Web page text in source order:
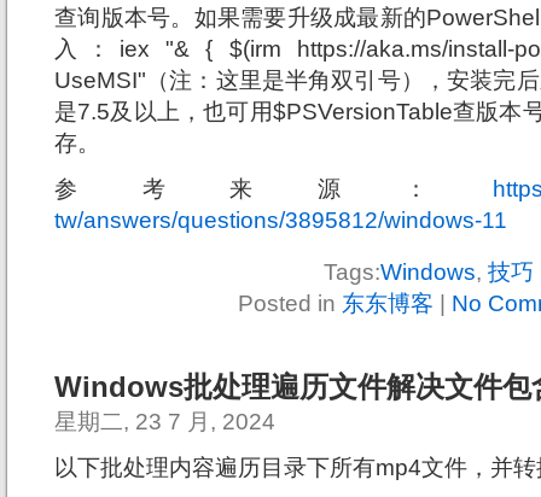
查询版本号。如果需要升级成最新的
入：iex "& { $(irm https://aka.ms/install-
UseMSI"（注：这里是半角双引号），安装完
是7.5及以上，也可用$PSVersionTable查版本
存。
参考来源：
tw/answers/questions/3895812/windows-11
Tags:Windows, 技巧
Posted in 东东博客 No
Windows批处理遍历文件解决文件包
星期二, 23 7 月, 2024
以下批处理内容遍历目录下所有mp4文件，并